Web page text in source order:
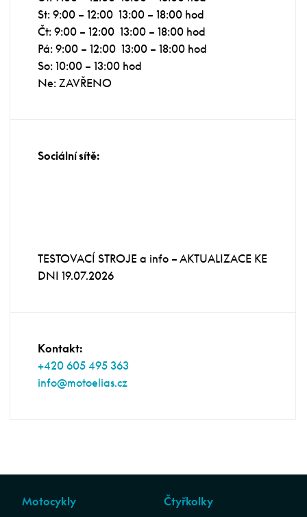
St: 9:00 – 12:00 13:00 – 18:00 hod
Čt: 9:00 – 12:00 13:00 – 18:00 hod
Pá: 9:00 – 12:00 13:00 – 18:00 hod
So: 10:00 – 13:00 hod
Ne: ZAVŘENO
Sociální sítě:
TESTOVACÍ STROJE a info – AKTUALIZACE KE
DNI 19.07.2026
Kontakt:
+420 605 495 363
info@motoelias.cz
Motocykly
Čtyřkolky